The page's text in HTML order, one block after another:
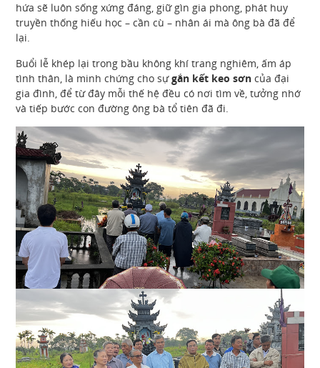
hứa sẽ luôn sống xứng đáng, giữ gìn gia phong, phát huy
truyền thống hiếu học – cần cù – nhân ái mà ông bà đã để
lại.
Buổi lễ khép lại trong bầu không khí trang nghiêm, ấm áp
tình thân, là minh chứng cho sựgắn kết keo sơn của đại
gia đình, để từ đây mỗi thế hệ đều có nơi tìm về, tưởng nhớ
và tiếp bước con đường ông bà tổ tiên đã đi.